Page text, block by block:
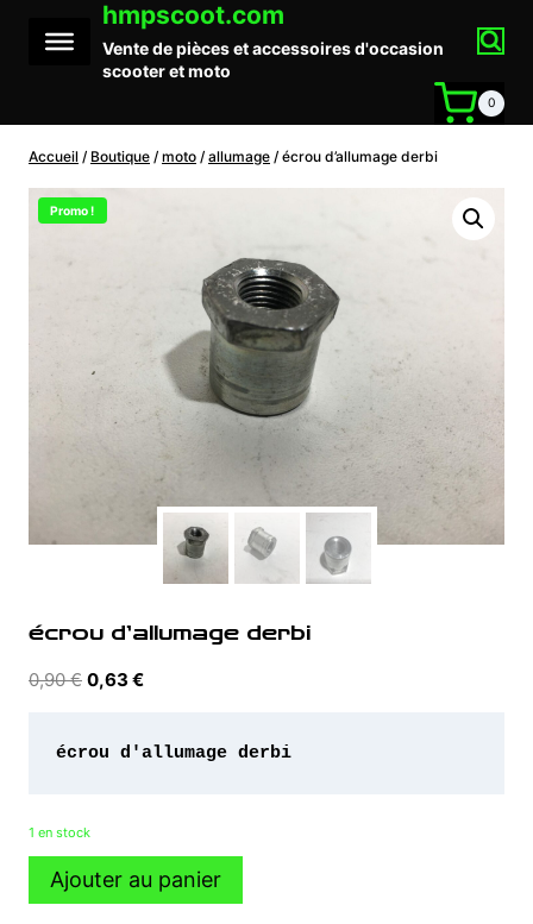
contenu
hmpscoot.com
Vente de pièces et accessoires d'occasion
scooter et moto
0
Accueil / Boutique / moto / allumage / écrou d’allumage derbi
Promo !
écrou d’allumage derbi
0,90€ Le
était :
0,63 €Le
est :
1 en stock
quantité
Ajouter au panier